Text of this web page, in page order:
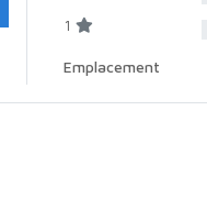
1
Emplacement